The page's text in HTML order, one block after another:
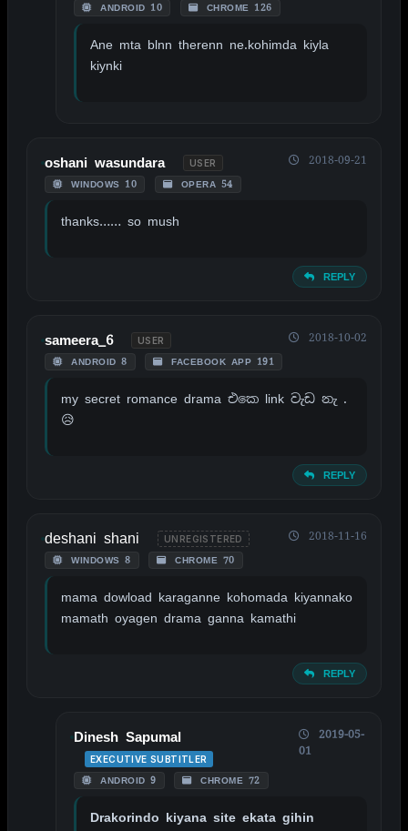
ANDROID 10 CHROME 126
Ane mta blnn therenn ne.kohimda kiyla
kiynki
oshani wasundara USER
WINDOWS 10 OPERA 54
2018-09-21
thanks…… so mush
REPLY
sameera_6 USER
ANDROID 8 FACEBOOK APP 191
2018-10-02
my secret romance drama එකෙ link වැඩ නැ .
😥
REPLY
deshani shani UNREGISTERED
WINDOWS 8 CHROME 70
2018-11-16
mama dowload karaganne kohomada kiyannako
mamath oyagen drama ganna kamathi
REPLY
Dinesh Sapumal
EXECUTIVE SUBTITLER
ANDROID 9 CHROME 72
2019-05-
01
Drakorindo kiyana site ekata gihin